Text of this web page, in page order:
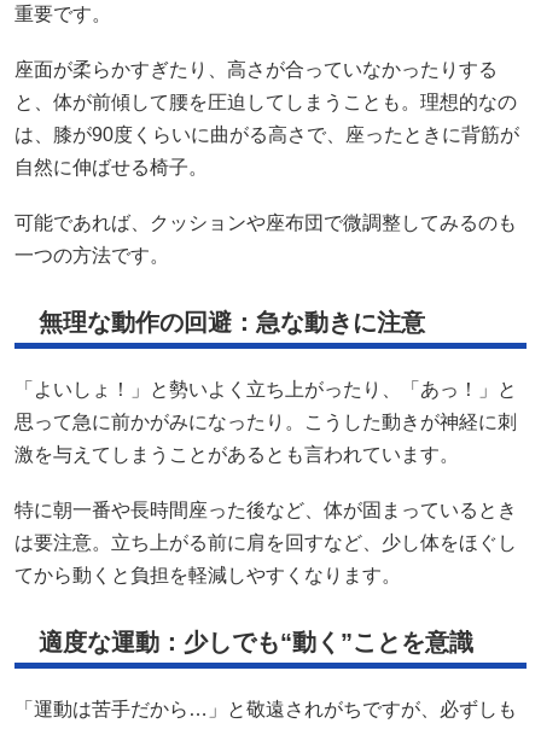
重要です。
座面が柔らかすぎたり、高さが合っていなかったりする
と、体が前傾して腰を圧迫してしまうことも。理想的なの
は、膝が90度くらいに曲がる高さで、座ったときに背筋が
自然に伸ばせる椅子。
可能であれば、クッションや座布団で微調整してみるのも
一つの方法です。
無理な動作の回避：急な動きに注意
「よいしょ！」と勢いよく立ち上がったり、「あっ！」と
思って急に前かがみになったり。こうした動きが神経に刺
激を与えてしまうことがあるとも言われています。
特に朝一番や長時間座った後など、体が固まっているとき
は要注意。立ち上がる前に肩を回すなど、少し体をほぐし
てから動くと負担を軽減しやすくなります。
適度な運動：少しでも“動く”ことを意識
「運動は苦手だから…」と敬遠されがちですが、必ずしも